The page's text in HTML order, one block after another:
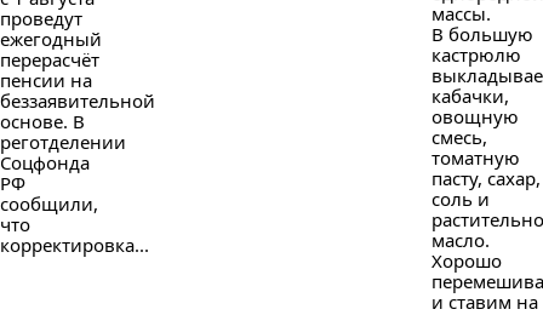
проведут
ежегодный
перерасчёт
пенсии на
беззаявительной
основе. В
реготделении
Соцфонда
РФ
сообщили,
что
корректировка...
массы.
В большую
кастрюлю
кабачки,
овощную
смесь,
томатную
пасту, сахар,
соль и
масло.
Хорошо
и ставим на